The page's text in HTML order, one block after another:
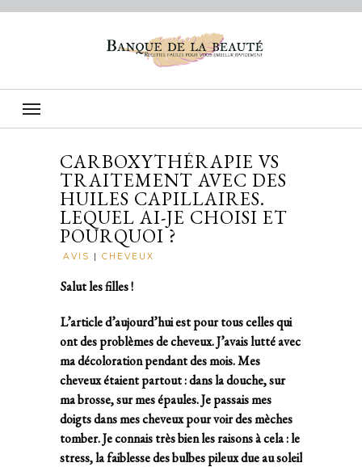
CARBOXYTHÉRAPIE VS
TRAITEMENT AVEC DES
HUILES CAPILLAIRES.
LEQUEL AI-JE CHOISI ET
POURQUOI ?
AVIS | CHEVEUX
Salut les filles !
L’article d’aujourd’hui est pour tous celles qui
ont des problèmes de cheveux. J’avais lutté avec
ma décoloration pendant des mois. Mes
cheveux étaient partout : dans la douche, sur
ma brosse, sur mes épaules. Je passais mes
doigts dans mes cheveux pour voir des mèches
tomber. Je connais très bien les raisons à cela : le
stress, la faiblesse des bulbes pileux due au soleil